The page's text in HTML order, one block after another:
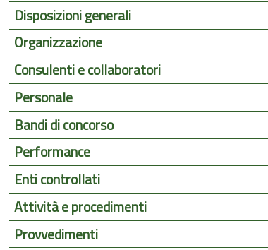
Disposizioni generali
Organizzazione
Consulenti e collaboratori
Personale
Bandi di concorso
Performance
Enti controllati
Attività e procedimenti
Provvedimenti